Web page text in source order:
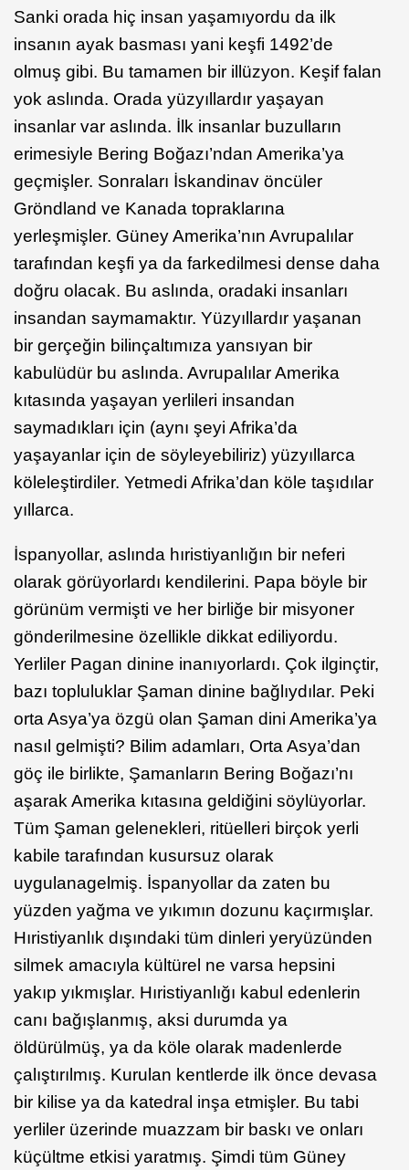
Sanki orada hiç insan yaşamıyordu da ilk
insanın ayak basması yani keşfi 1492’de
olmuş gibi. Bu tamamen bir illüzyon. Keşif falan
yok aslında. Orada yüzyıllardır yaşayan
insanlar var aslında. İlk insanlar buzulların
erimesiyle Bering Boğazı’ndan Amerika’ya
geçmişler. Sonraları İskandinav öncüler
Gröndland ve Kanada topraklarına
yerleşmişler. Güney Amerika’nın Avrupalılar
tarafından keşfi ya da farkedilmesi dense daha
doğru olacak. Bu aslında, oradaki insanları
insandan saymamaktır. Yüzyıllardır yaşanan
bir gerçeğin bilinçaltımıza yansıyan bir
kabulüdür bu aslında. Avrupalılar Amerika
kıtasında yaşayan yerlileri insandan
saymadıkları için (aynı şeyi Afrika’da
yaşayanlar için de söyleyebiliriz) yüzyıllarca
köleleştirdiler. Yetmedi Afrika’dan köle taşıdılar
yıllarca.
İspanyollar, aslında hıristiyanlığın bir neferi
olarak görüyorlardı kendilerini. Papa böyle bir
görünüm vermişti ve her birliğe bir misyoner
gönderilmesine özellikle dikkat ediliyordu.
Yerliler Pagan dinine inanıyorlardı. Çok ilginçtir,
bazı topluluklar Şaman dinine bağlıydılar. Peki
orta Asya’ya özgü olan Şaman dini Amerika’ya
nasıl gelmişti? Bilim adamları, Orta Asya’dan
göç ile birlikte, Şamanların Bering Boğazı’nı
aşarak Amerika kıtasına geldiğini söylüyorlar.
Tüm Şaman gelenekleri, ritüelleri birçok yerli
kabile tarafından kusursuz olarak
uygulanagelmiş. İspanyollar da zaten bu
yüzden yağma ve yıkımın dozunu kaçırmışlar.
Hıristiyanlık dışındaki tüm dinleri yeryüzünden
silmek amacıyla kültürel ne varsa hepsini
yakıp yıkmışlar. Hıristiyanlığı kabul edenlerin
canı bağışlanmış, aksi durumda ya
öldürülmüş, ya da köle olarak madenlerde
çalıştırılmış. Kurulan kentlerde ilk önce devasa
bir kilise ya da katedral inşa etmişler. Bu tabi
yerliler üzerinde muazzam bir baskı ve onları
küçültme etkisi yaratmış. Şimdi tüm Güney